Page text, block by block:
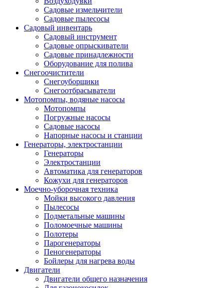
Садовые измельчители
Садовые пылесосы
Садовый инвентарь
Садовый инструмент
Садовые опрыскиватели
Садовые принадлежности
Оборудование для полива
Снегоочистители
Снегоуборщики
Снегоотбрасыватели
Мотопомпы, водяные насосы
Мотопомпы
Погружные насосы
Садовые насосы
Напорные насосы и станции
Генераторы, электростанции
Генераторы
Электростанции
Автоматика для генераторов
Кожухи для генераторов
Моечно-уборочная техника
Мойки высокого давления
Пылесосы
Подметальные машины
Поломоечные машины
Полотеры
Парогенераторы
Пеногенераторы
Бойлеры для нагрева воды
Двигатели
Двигатели общего назначения